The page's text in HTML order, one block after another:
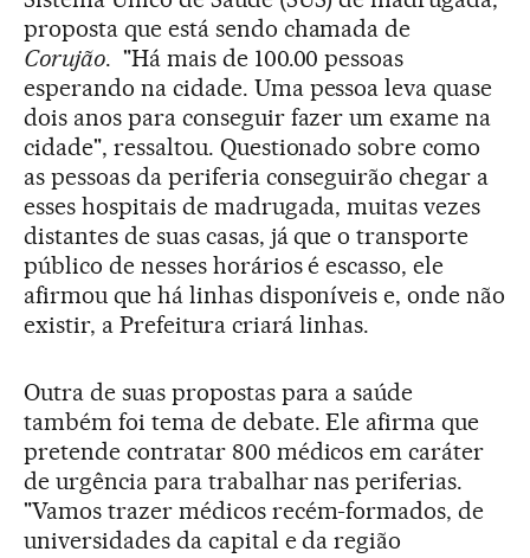
proposta que está sendo chamada de
Corujão. "Há mais de 100.00 pessoas
esperando na cidade. Uma pessoa leva quase
dois anos para conseguir fazer um exame na
cidade", ressaltou. Questionado sobre como
as pessoas da periferia conseguirão chegar a
esses hospitais de madrugada, muitas vezes
distantes de suas casas, já que o transporte
público de nesses horários é escasso, ele
afirmou que há linhas disponíveis e, onde não
existir, a Prefeitura criará linhas.
Outra de suas propostas para a saúde
também foi tema de debate. Ele afirma que
pretende contratar 800 médicos em caráter
de urgência para trabalhar nas periferias.
"Vamos trazer médicos recém-formados, de
universidades da capital e da região